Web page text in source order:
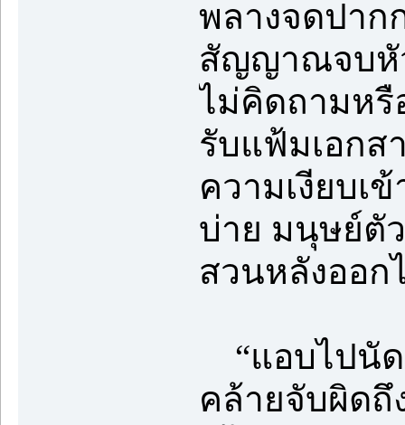
พลางจดปาก
สัญญาณจบหั
ไม่คิดถามหรื
รับแฟ้มเอกส
ความเงียบเ
บ่าย มนุษย์ตั
สวนหลังออก
“แอบไปนัด
คล้ายจับผิดถึ